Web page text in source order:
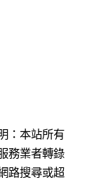
：本站所有
務業者轉錄
路搜尋或超